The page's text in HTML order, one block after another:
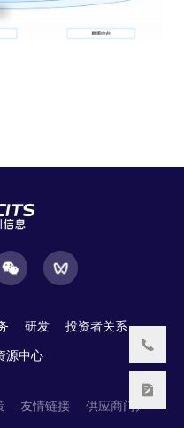
研发 投资者关系
源中心
友情链接 供应商门户